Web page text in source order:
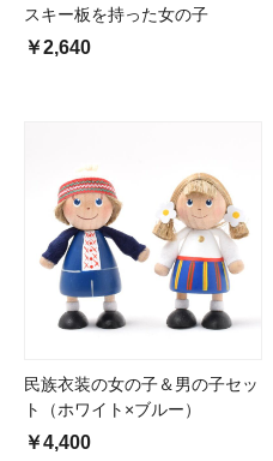
スキー板を持った女の子
￥2,640
民族衣装の女の子＆男の子セッ
ト（ホワイト×ブルー）
￥4,400